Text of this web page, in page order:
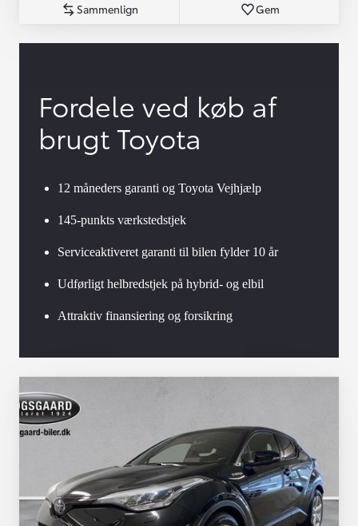
Sammenlign Gem
Fordele ved køb af
brugt Toyota
12 måneders garanti og Toyota Vejhjælp
145-punkts værkstedstjek
Serviceaktiveret garanti til bilen fylder 10 år
Udførligt helbredstjek på hybrid- og elbil
Attraktiv finansiering og forsikring